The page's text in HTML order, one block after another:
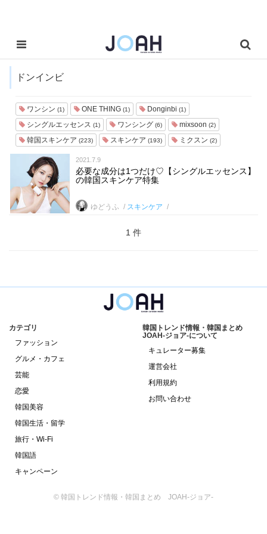
ドンインビ
ワンシン (1) ONE THING (1) Donginbi (1)
シングルエッセンス (1) ワンシング (6) mixsoon (2)
韓国スキンケア (223) スキンケア (193) ミクスン (2)
2021.7.9
必要な成分は1つだけ♡【シングルエッセンス】
の韓国スキンケア特集
ゆどうふ スキンケア
1 件
カテゴリ
ファッション
グルメ・カフェ
芸能
恋愛
韓国美容
韓国生活・留学
旅行・Wi-Fi
韓国語
キャンペーン
韓国トレンド情報・韓国まとめ
JOAH-ジョア-について
キュレーター募集
運営会社
利用規約
お問い合わせ
© 韓国トレンド情報・韓国まとめ JOAH-ジョア-